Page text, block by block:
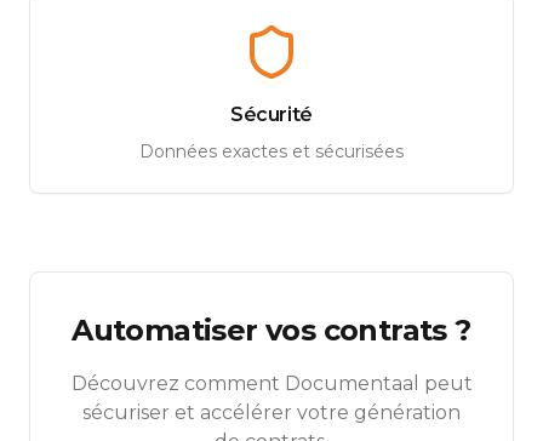
Sécurité
Données exactes et sécurisées
Automatiser vos contrats ?
Découvrez comment Documentaal peut
sécuriser et accélérer votre génération